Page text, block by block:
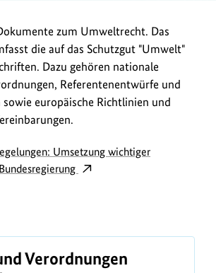
zum Umweltrecht. Das
die auf das Schutzgut "Umwelt"
Dazu gehören nationale
Referentenentwürfe und
europäische Richtlinien und
Umsetzung wichtiger
Verordnungen